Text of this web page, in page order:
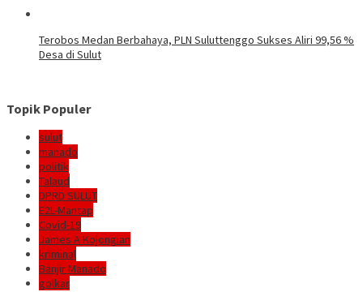
Terobos Medan Berbahaya, PLN Suluttenggo Sukses Aliri 99,56 %
Desa di Sulut
Topik Populer
sulut
manado
politik
Talaud
DPRD SULUT
E2L-Mantap
Covid-19
James A Kojongian
kriminal
Banjir Manado
golkar